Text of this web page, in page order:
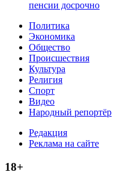
пенсии досрочно
Политика
Экономика
Общество
Происшествия
Культура
Религия
Спорт
Видео
Народный репортёр
Редакция
Реклама на сайте
18+